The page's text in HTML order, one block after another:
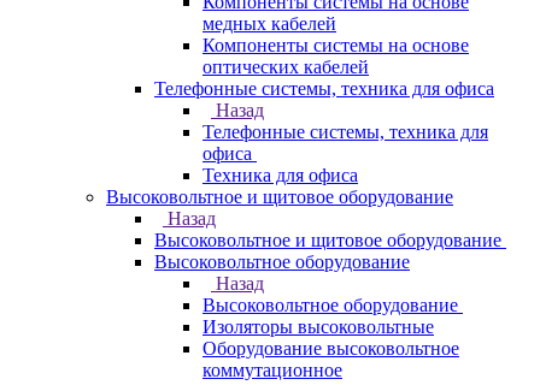
медных кабелей
Компоненты системы на основе
оптических кабелей
Телефонные системы, техника для офиса
Назад
Телефонные системы, техника для
офиса
Техника для офиса
Высоковольтное и щитовое оборудование
Назад
Высоковольтное и щитовое оборудование
Высоковольтное оборудование
Назад
Высоковольтное оборудование
Изоляторы высоковольтные
Оборудование высоковольтное
коммутационное